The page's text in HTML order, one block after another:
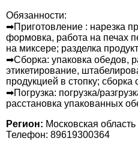
Обязанности:
➡Приготовление : нарезка
формовка, работа на печах
на миксере; разделка
➡Сборка: упаковка обедов,
этикетирование,
продукцией в стопку; сборка
➡Погрузка: погрузка/
расстановка упакованных
Регион: Московская область
Телефон: 89619300364